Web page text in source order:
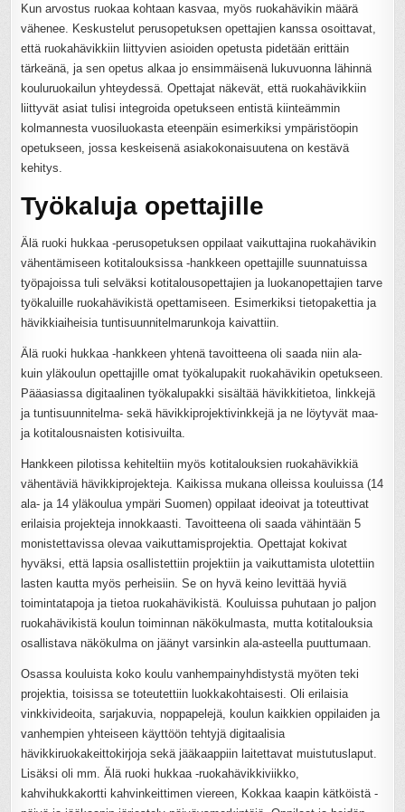
Kun arvostus ruokaa kohtaan kasvaa, myös ruokahävikin määrä
vähenee. Keskustelut perusopetuksen opettajien kanssa osoittavat,
että ruokahävikkiin liittyvien asioiden opetusta pidetään erittäin
tärkeänä, ja sen opetus alkaa jo ensimmäisenä lukuvuonna lähinnä
kouluruokailun yhteydessä. Opettajat näkevät, että ruokahävikkiin
liittyvät asiat tulisi integroida opetukseen entistä kiinteämmin
kolmannesta vuosiluokasta eteenpäin esimerkiksi ympäristöopin
opetukseen, jossa keskeisenä asiakokonaisuutena on kestävä
kehitys.
Työkaluja opettajille
Älä ruoki hukkaa -perusopetuksen oppilaat vaikuttajina ruokahävikin
vähentämiseen kotitalouksissa -hankkeen opettajille suunnatuissa
työpajoissa tuli selväksi kotitalousopettajien ja luokanopettajien tarve
työkaluille ruokahävikistä opettamiseen. Esimerkiksi tietopakettia ja
hävikkiaiheisia tuntisuunnitelmarunkoja kaivattiin.
Älä ruoki hukkaa -hankkeen yhtenä tavoitteena oli saada niin ala-
kuin yläkoulun opettajille omat työkalupakit ruokahävikin opetukseen.
Pääasiassa digitaalinen työkalupakki sisältää hävikkitietoa, linkkejä
ja tuntisuunnitelma- sekä hävikkiprojektivinkkejä ja ne löytyvät maa-
ja kotitalousnaisten kotisivuilta.
Hankkeen pilotissa kehiteltiin myös kotitalouksien ruokahävikkiä
vähentäviä hävikkiprojekteja. Kaikissa mukana olleissa kouluissa (14
ala- ja 14 yläkoulua ympäri Suomen) oppilaat ideoivat ja toteuttivat
erilaisia projekteja innokkaasti. Tavoitteena oli saada vähintään 5
monistettavissa olevaa vaikuttamisprojektia. Opettajat kokivat
hyväksi, että lapsia osallistettiin projektiin ja vaikuttamista ulotettiin
lasten kautta myös perheisiin. Se on hyvä keino levittää hyviä
toimintatapoja ja tietoa ruokahävikistä. Kouluissa puhutaan jo paljon
ruokahävikistä koulun toiminnan näkökulmasta, mutta kotitalouksia
osallistava näkökulma on jäänyt varsinkin ala-asteella puuttumaan.
Osassa kouluista koko koulu vanhempainyhdistystä myöten teki
projektia, toisissa se toteutettiin luokkakohtaisesti. Oli erilaisia
vinkkivideoita, sarjakuvia, noppapelejä, koulun kaikkien oppilaiden ja
vanhempien yhteiseen käyttöön tehtyjä digitaalisia
hävikkiruokakeittokirjoja sekä jääkaappiin laitettavat muistutuslaput.
Lisäksi oli mm. Älä ruoki hukkaa -ruokahävikkiviikko,
kahvihukkakortti kahvinkeittimen viereen, Kokkaa kaapin kätköistä -